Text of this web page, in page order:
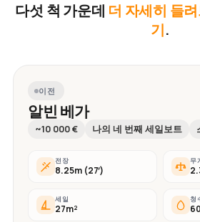
다섯 척 가운데 더 자세히 들
기.
이전
알빈 베가
~10 000 € 나의 네 번째 세일보트
전장
8.25m (27′)
무
세일
27m²
청